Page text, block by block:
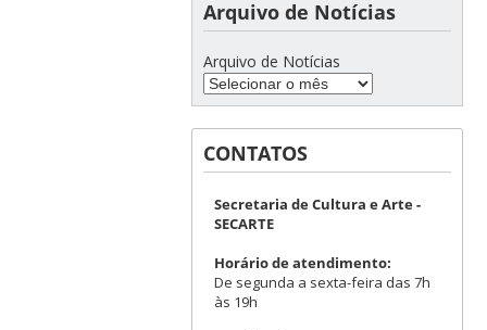
Arquivo de Notícias
Arquivo de Notícias
CONTATOS
Secretaria de Cultura e Arte -
SECARTE
Horário de atendimento:
De segunda a sexta-feira das 7h
às 19h